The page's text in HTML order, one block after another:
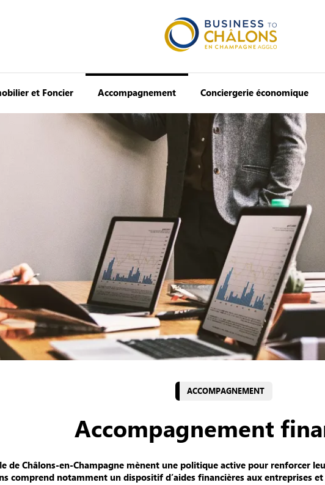
et Foncier Accompagnement Conciergerie économique
ACCOMPAGNEMENT
Accompagnement
de Châlons-en-Champagne mènent une politique active pour renforcer
comprend notamment un dispositif d’aides financières aux entreprises